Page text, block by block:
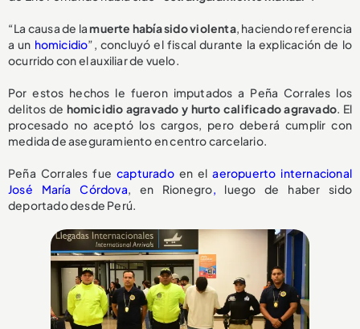
“La causa de lamuerte había sido violenta, haciendo referencia
a un homicidio”, concluyó el fiscal durante la explicación de lo
ocurrido con el auxiliar de vuelo.
Por estos hechos le fueron imputados a Peña Corrales los
delitos de homicidio agravado y hurto calificado agravado. El
procesado no aceptó los cargos, pero deberá cumplir con
medida de aseguramiento en centro carcelario.
Peña Corrales fue capturadoen elaeropuerto internacional
José María Córdova, en Rionegro, luego de haber sido
deportado desde Perú.